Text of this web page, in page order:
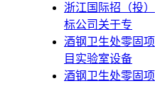
浙江国际招（投）
标公司关于专
酒钢卫生处零固项
目实验室设备
酒钢卫生处零固项